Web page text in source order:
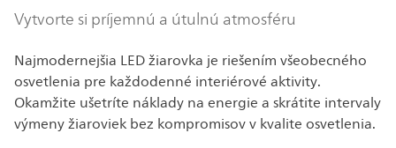
Vytvorte si príjemnú a útulnú atmosféru
Najmodernejšia LED žiarovka je riešením všeobecného
osvetlenia pre každodenné interiérové aktivity.
Okamžite ušetríte náklady na energie a skrátite intervaly
výmeny žiaroviek bez kompromisov v kvalite osvetlenia.